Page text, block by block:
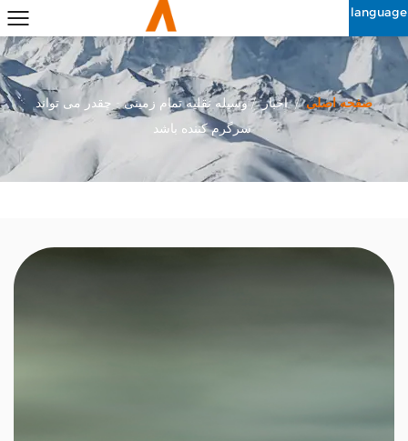
language
صفحه اصلی / اخبار /وسیله نقلیه تمام زمینی - چقدر می تواند
سرگرم کننده باشد